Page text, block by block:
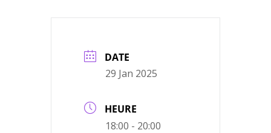
DATE
29 Jan 2025
HEURE
18:00 - 20:00